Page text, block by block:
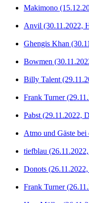
Makimono
Anvil (30.11.2022,
Ghengis Khan
Bowmen
Billy Talent
Frank Turner
Pabst (29.11.2022,
Atmo und Gäste
tiefblau
Donots
Frank Turner